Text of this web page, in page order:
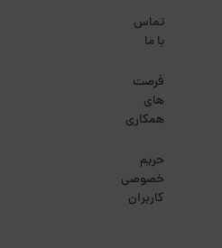
تماس
با ما
فرصت
های
همکاری
حریم
خصوصی
کاربران